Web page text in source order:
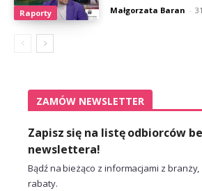
Raporty Małgorzata Baran -
ZAMÓW NEWSLETTER
Zapisz się na listę odbiorców
newslettera!
Bądź na bieżąco z informacjami z
rabaty.